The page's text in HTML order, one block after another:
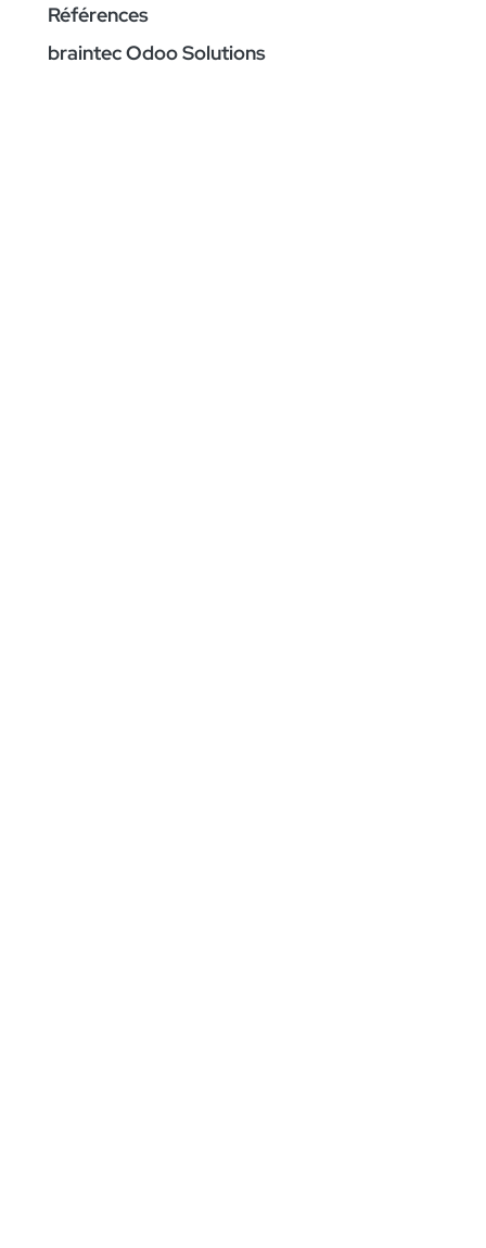
Références
braintec Odoo Solutions